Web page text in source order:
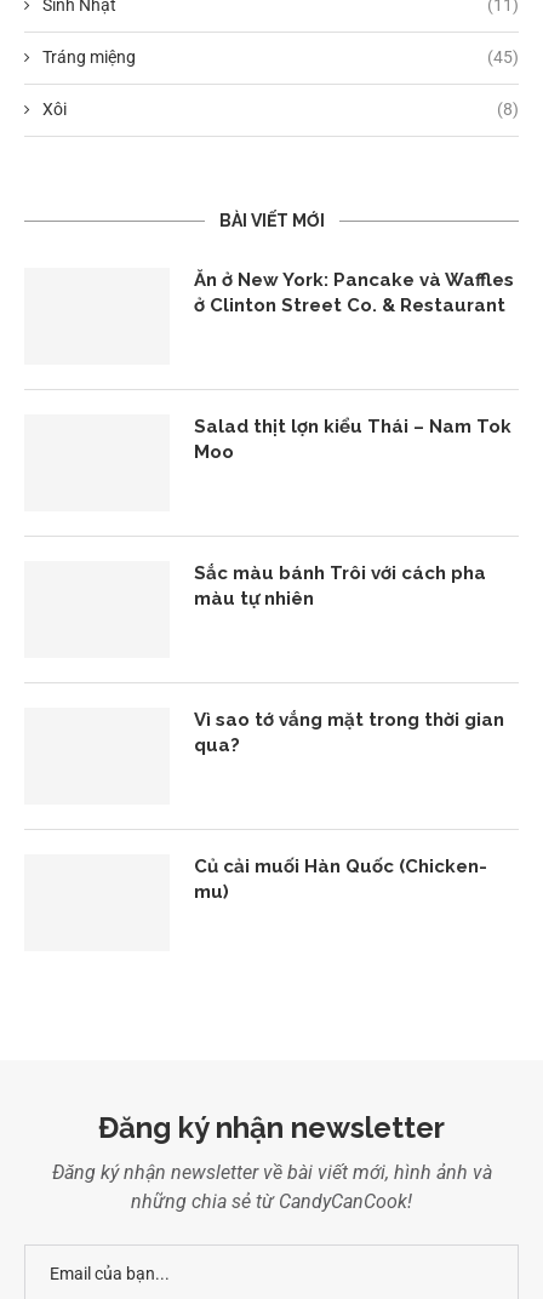
Sinh Nhật (11)
Tráng miệng (45)
Xôi (8)
BÀI VIẾT MỚI
Ăn ở New York: Pancake và Waffles
ở Clinton Street Co. & Restaurant
Salad thịt lợn kiểu Thái – Nam Tok
Moo
Sắc màu bánh Trôi với cách pha
màu tự nhiên
Vì sao tớ vắng mặt trong thời gian
qua?
Củ cải muối Hàn Quốc (Chicken-
mu)
Đăng ký nhận newsletter
Đăng ký nhận newsletter về bài viết mới, hình ảnh và
những chia sẻ từ CandyCanCook!